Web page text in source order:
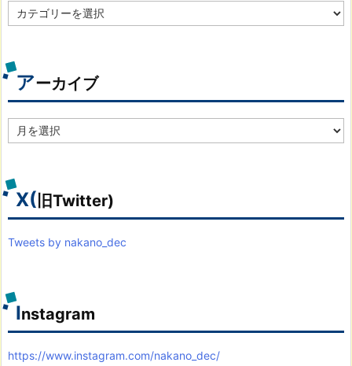
テ
別
アーカイブ
ー
ブ
X( 旧Twitter)
Tweets by nakano_dec
Instagram
https://www.instagram.com/nakano_dec/